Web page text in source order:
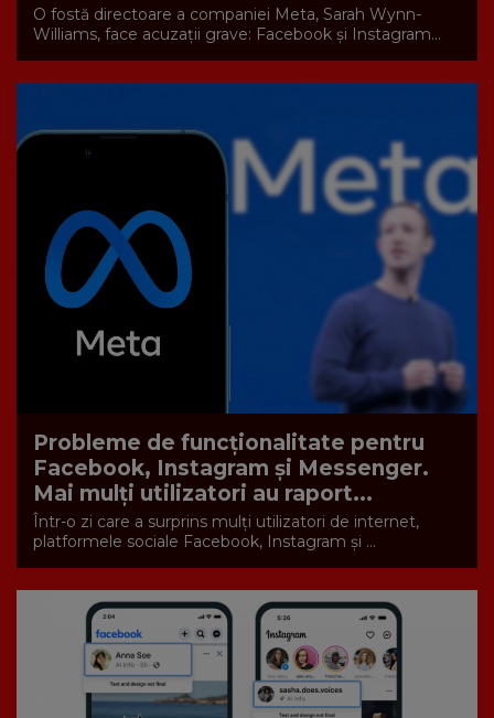
O fostă directoare a companiei Meta, Sarah Wynn-
Williams, face acuzații grave: Facebook și Instagram...
Probleme de funcționalitate pentru
Facebook, Instagram și Messenger.
Mai mulți utilizatori au raport...
Într-o zi care a surprins mulți utilizatori de internet,
platformele sociale Facebook, Instagram și ...